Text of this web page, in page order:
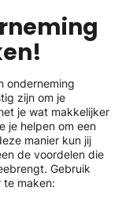
onderneming
zijn om je
je wat makkelijker
je helpen om een
manier kun jij
de voordelen die
Gebruik
maken: